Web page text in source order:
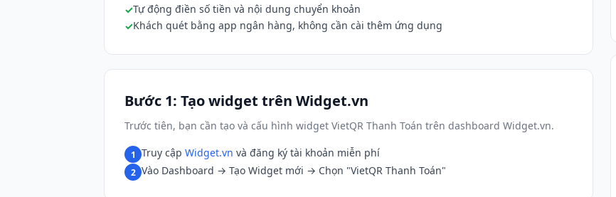
Tự động điền số tiền và nội dung chuyển khoản
Khách quét bằng app ngân hàng, không cần cài thêm ứng dụng
Bước 1: Tạo widget trên Widget.vn
Trước tiên, bạn cần tạo và cấu hình widget VietQR Thanh Toán trên dashboard Widget.vn.
1 Truy cập Widget.vn và đăng ký tài khoản miễn phí
2 Vào Dashboard → Tạo Widget mới → Chọn "VietQR Thanh Toán"